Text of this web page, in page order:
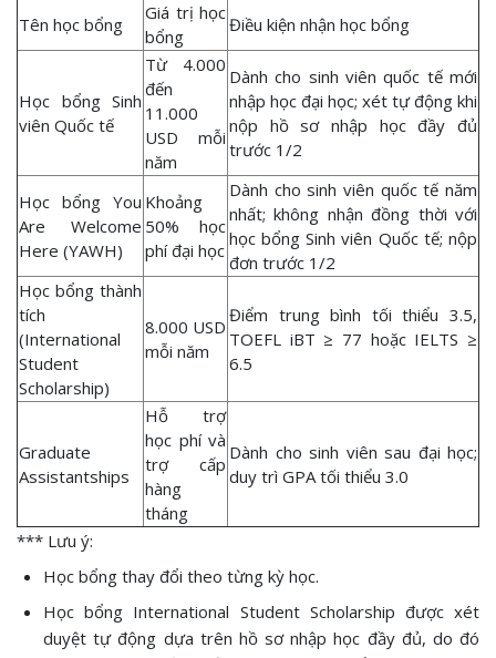
Tên học bổng
Giá trị học
bổng
Điều kiện nhận học bổng
Học bổng Sinh
viên Quốc tế
Từ 4.000
đến
11.000
USD mỗi
năm
Dành cho sinh viên quốc tế mới
nhập học đại học; xét tự động khi
nộp hồ sơ nhập học đầy đủ
trước 1/2
Học bổng You
Are Welcome
Here (YAWH)
Khoảng
50% học
phí đại học
Dành cho sinh viên quốc tế năm
nhất; không nhận đồng thời với
học bổng Sinh viên Quốc tế; nộp
đơn trước 1/2
Học bổng thành
tích
(International
Student
Scholarship)
8.000 USD
mỗi năm
Điểm trung bình tối thiểu 3.5,
TOEFL iBT ≥ 77 hoặc IELTS ≥
6.5
Graduate
Assistantships
Hỗ trợ
học phí và
trợ cấp
hàng
tháng
Dành cho sinh viên sau đại học;
duy trì GPA tối thiểu 3.0
*** Lưu ý:
Học bổng thay đổi theo từng kỳ học.
Học bổng International Student Scholarship được xét
duyệt tự động dựa trên hồ sơ nhập học đầy đủ, do đó